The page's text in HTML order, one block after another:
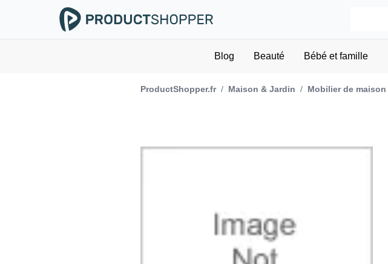
Blog Beauté Bébé et famille
ProductShopper.fr / Maison & Jardin / Mobilier de maison